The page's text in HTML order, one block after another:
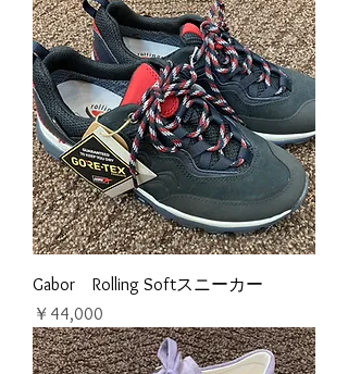
Gabor Rolling Softスニーカー
価格
￥44,000